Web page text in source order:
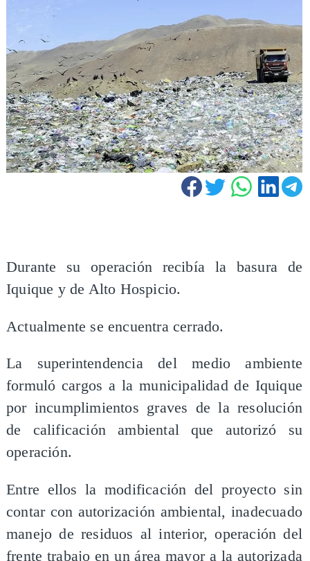
Durante su operación recibía la basura de
Iquique y de Alto Hospicio.
Actualmente se encuentra cerrado.
La superintendencia del medio ambiente
formuló cargos a la municipalidad de Iquique
por incumplimientos graves de la resolución
de calificación ambiental que autorizó su
operación.
Entre ellos la modificación del proyecto sin
contar con autorización ambiental, inadecuado
manejo de residuos al interior, operación del
frente trabajo en un área mayor a la autorizada